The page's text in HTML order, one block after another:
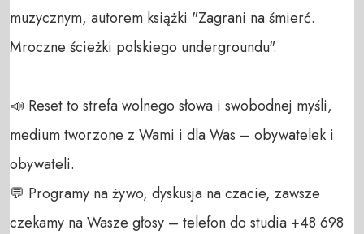
muzycznym, autorem książki "Zagrani na śmierć.
Mroczne ścieżki polskiego undergroundu".
📣 Reset to strefa wolnego słowa i swobodnej myśli,
medium tworzone z Wami i dla Was – obywatelek i
obywateli.
💬 Programy na żywo, dyskusja na czacie, zawsze
czekamy na Wasze głosy – telefon do studia +48 698